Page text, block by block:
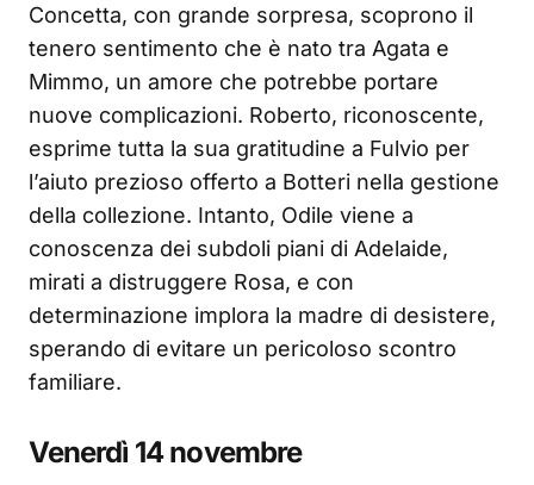
Concetta, con grande sorpresa, scoprono il
tenero sentimento che è nato tra Agata e
Mimmo, un amore che potrebbe portare
nuove complicazioni. Roberto, riconoscente,
esprime tutta la sua gratitudine a Fulvio per
l’aiuto prezioso offerto a Botteri nella gestione
della collezione. Intanto, Odile viene a
conoscenza dei subdoli piani di Adelaide,
mirati a distruggere Rosa, e con
determinazione implora la madre di desistere,
sperando di evitare un pericoloso scontro
familiare.
Venerdì 14 novembre